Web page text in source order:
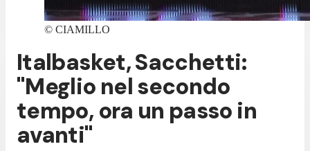
© CIAMILLO
Italbasket, Sacchetti:
"Meglio nel secondo
tempo, ora un passo in
avanti"